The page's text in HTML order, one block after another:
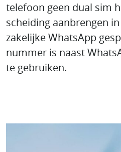
telefoon geen dual sim
scheiding aanbrengen
zakelijke WhatsApp
nummer is naast
te gebruiken.